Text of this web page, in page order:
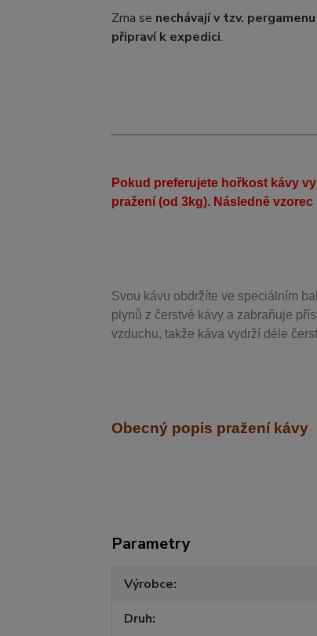
Zrna se nechávají v tzv.
připraví k expedici.
Pokud preferujete hořkost kávy
pražení (od 3kg). Následně
Svou kávu obdržíte ve speciálním
plynů z čerstvé kávy a zabraňuje
vzduchu, takže káva vydrží déle
Obecný popis pražení kávy
Parametry
Výrobce
Druh